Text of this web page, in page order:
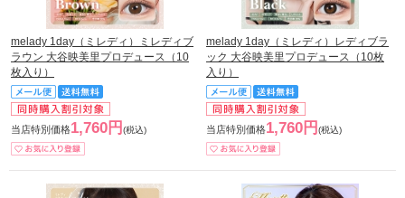
melady 1day（ミレディ）ミレディブ
ラウン 大谷映美里プロデュース（10
枚入り）
当店特別価格1,760円 (税込)
melady 1day（ミレディ）レディブラ
ック 大谷映美里プロデュース（10枚
入り）
当店特別価格1,760円 (税込)